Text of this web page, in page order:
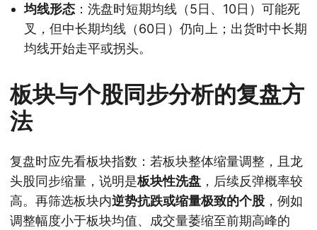
均线形态 ：洗盘时短期均线（5日、10日）可能死
叉，但中长期均线（60日）仍向上；出货时中长期
均线开始走平或拐头。
板块与个股同步分析的复盘方
法
复盘时应先看板块指数：若板块整体缩量调整，且龙
头股同步缩量，说明是板块性洗盘 ，后续反弹概率较
高。再筛选板块内逆势抗跌或缩量极致的个股 ，例如
调整幅度小于板块均值、成交量萎缩至前期高峰的